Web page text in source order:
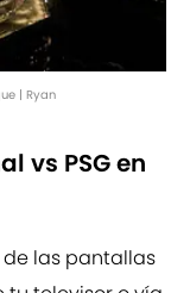
| Ryan
vs PSG en
las pantallas